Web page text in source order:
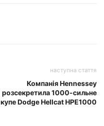
наступна стаття
Компанія Hennessey
розсекретила 1000-сильне
купе Dodge Hellcat HPE1000